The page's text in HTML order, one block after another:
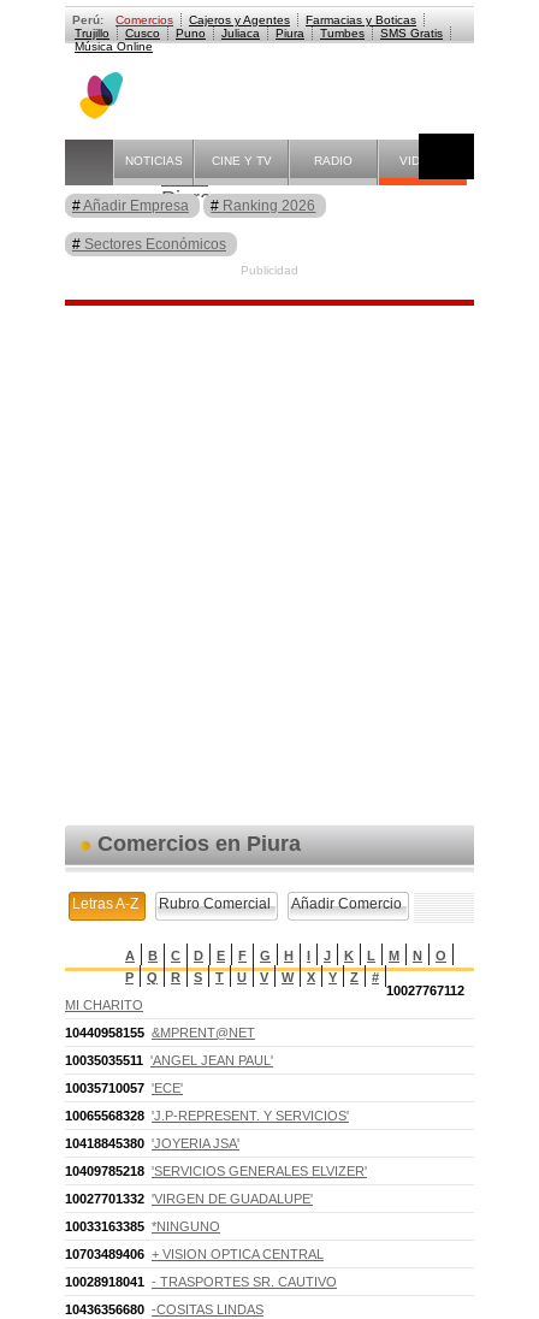
Perú: Comercios Cajeros y Agentes
Farmacias y Boticas
Trujillo
Cusco Puno Juliaca Piura Tumbes
SMS Gratis
Música Online
Comercios en Piura
Guía
Piura
NOTICIAS CINE Y TV RADIO VIDEOS
Añadir Empresa Ranking 2026
Sectores Económicos
Publicidad
Comercios en Piura
Letras A-Z Rubro Comercial Añadir Comercio
A B C D E F G H I J K L M N
O
P
Q R S T U V W X Y Z
#
10027767112
MI CHARITO
10440958155 &MPRENT@NET
10035035511 'ANGEL JEAN PAUL'
10035710057 'ECE'
10065568328 'J.P-REPRESENT. Y SERVICIOS'
10418845380 'JOYERIA JSA'
10409785218 'SERVICIOS GENERALES ELVIZER'
10027701332 'VIRGEN DE GUADALUPE'
10033163385 *NINGUNO
10703489406 + VISION OPTICA CENTRAL
10028918041 - TRASPORTES SR. CAUTIVO
10436356680 -COSITAS LINDAS